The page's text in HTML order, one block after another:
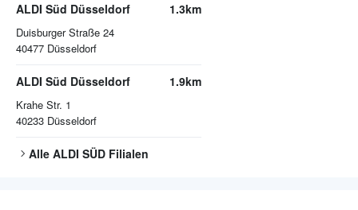
ALDI Süd Düsseldorf
Duisburger Straße 24
40477 Düsseldorf
1.3km
ALDI Süd Düsseldorf
Krahe Str. 1
40233 Düsseldorf
1.9km
Alle ALDI SÜD Filialen